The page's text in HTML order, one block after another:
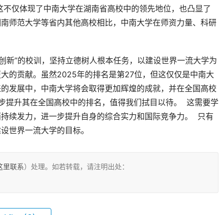
师范大学等省内其他高校相比，中南大学在师资力量、科研
的贡献。虽然2025年的排名是第27位，但这仅仅是中南大
发展中，中南大学将会取得更加辉煌的成就，并在全国高校
升其在全国高校中的排名，值得我们拭目以待。  这需要学
续发力，进一步提升自身的综合实力和国际竞争力。  只有
世界一流大学的目标。
里联系）处理。如若转载，请注明出处：